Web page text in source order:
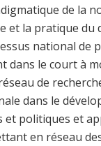
de la
et la pratique du
national de
dans le court à
de
dans le
et politiques et
en réseau